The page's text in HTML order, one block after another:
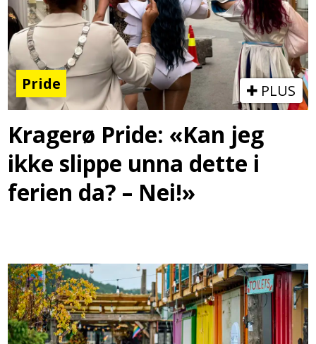
Pride PLUS
Kragerø Pride: «Kan jeg
ikke slippe unna dette i
ferien da? – Nei!»